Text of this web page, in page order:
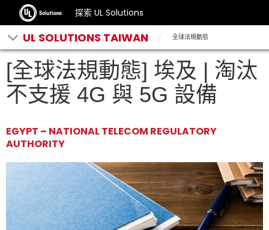
探索 UL Solutions
UL SOLUTIONS TAIWAN 全球法規動態
[全球法規動態] 埃及 | 淘汰
不支援 4G 與 5G 設備
EGYPT – NATIONAL TELECOM REGULATORY
AUTHORITY